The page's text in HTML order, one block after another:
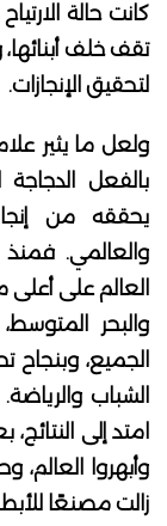
كانت حالة
تقف خلف
لتحقيق الإنجازات.
ولعل ما يثير
بالفعل
يحققه من
والعالمي. فمنذ
العالم على
والبحر
الجميع، وبنجاح
الشباب
امتد إلى
وأبهروا العالم،
زالت مصنعًا